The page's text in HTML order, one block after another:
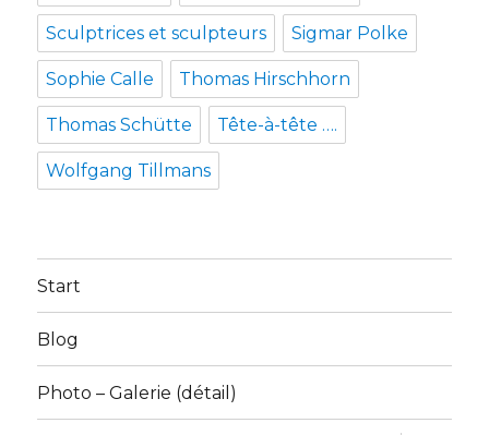
Sculptrices et sculpteurs Sigmar Polke
Sophie Calle Thomas Hirschhorn
Thomas Schütte Tête-à-tête ….
Wolfgang Tillmans
Start
Blog
Photo – Galerie (détail)